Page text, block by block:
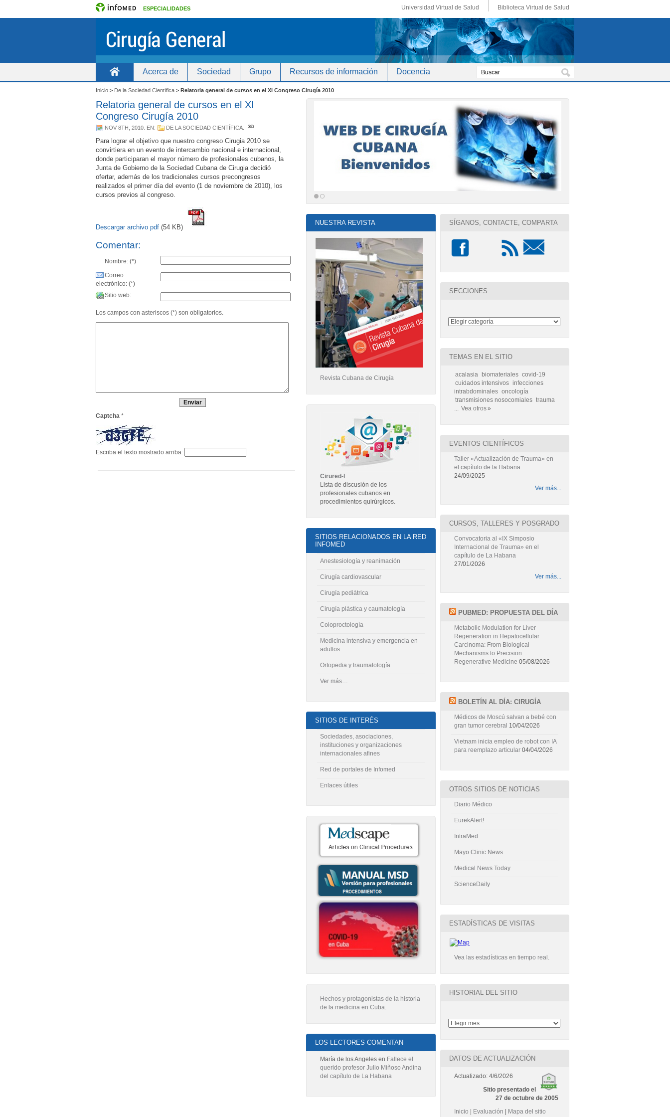
ESPECIALIDADES Universidad Virtual de Salud Biblioteca Virtual de Salud
Acerca de Sociedad Grupo Recursos de información Docencia
Inicio > De la Sociedad Científica > Relatoria general de cursos en el XI Congreso Cirugía 2010
Relatoria general de cursos en el XI
Congreso Cirugía 2010
NOV 8TH, 2010 . EN: DE LA SOCIEDAD CIENTÍFICA
Para lograr el objetivo que nuestro congreso Cirugia 2010 se
convirtiera en un evento de intercambio nacional e internacional,
donde participaran el mayor número de profesionales cubanos, la
Junta de Gobierno de la Sociedad Cubana de Cirugia decidió
ofertar, además de los tradicionales cursos precongresos
realizados el primer día del evento (1 de noviembre de 2010), los
cursos previos al congreso.
Descargar archivo pdf (54 KB)
Comentar:
Nombre: (*)
Correo
electrónico: (*)
Sitio web:
Los campos con asteriscos (*) son obligatorios.
Captcha *
Escriba el texto mostrado arriba:
NUESTRA REVISTA
Revista Cubana de Cirugía
Cirured-l
Lista de discusión de los
profesionales cubanos en
procedimientos quirúrgicos.
SITIOS RELACIONADOS EN LA RED
INFOMED
Anestesiología y reanimación
Cirugía cardiovascular
Cirugía pediátrica
Cirugía plástica y caumatología
Coloproctología
Medicina intensiva y emergencia en
adultos
Ortopedia y traumatología
Ver más…
SITIOS DE INTERÉS
Sociedades, asociaciones,
instituciones y organizaciones
internacionales afines
Red de portales de Infomed
Enlaces útiles
Hechos y protagonistas de la historia
de la medicina en Cuba.
LOS LECTORES COMENTAN
María de los Angeles en Fallece el
querido profesor Julio Miñoso Andina
del capítulo de La Habana
SÍGANOS, CONTACTE, COMPARTA
SECCIONES
TEMAS EN EL SITIO
acalasia biomateriales covid-19
cuidados intensivos infecciones
intrabdominales oncología
transmisiones nosocomiales trauma
... Vea otros»
EVENTOS CIENTÍFICOS
Taller «Actualización de Trauma» en
el capítulo de la Habana
24/09/2025
Ver más...
CURSOS, TALLERES Y POSGRADO
Convocatoria al «IX Simposio
Internacional de Trauma» en el
capítulo de La Habana
27/01/2026
Ver más...
PUBMED: PROPUESTA DEL DÍA
Metabolic Modulation for Liver
Regeneration in Hepatocellular
Carcinoma: From Biological
Mechanisms to Precision
Regenerative Medicine 05/08/2026
BOLETÍN AL DÍA: CIRUGÍA
Médicos de Moscú salvan a bebé con
gran tumor cerebral 10/04/2026
Vietnam inicia empleo de robot con IA
para reemplazo articular 04/04/2026
OTROS SITIOS DE NOTICIAS
Diario Médico
EurekAlert!
IntraMed
Mayo Clinic News
Medical News Today
ScienceDaily
ESTADÍSTICAS DE VISITAS
Vea las estadísticas en tiempo real .
HISTORIAL DEL SITIO
DATOS DE ACTUALIZACIÓN
Actualizado: 4/6/2026
Sitio presentado el
27 de octubre de 2005
Inicio
Evaluación Mapa del sitio